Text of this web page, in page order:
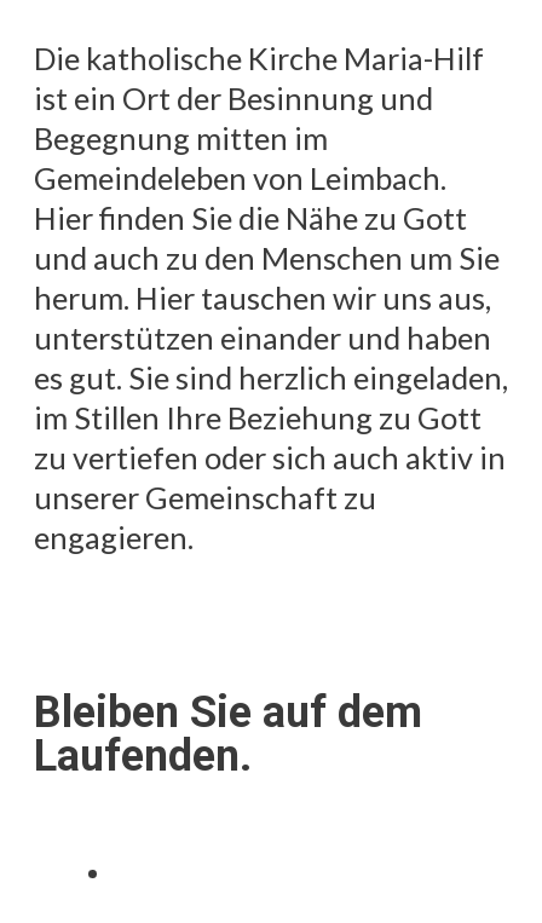
Die katholische Kirche Maria-Hilf
ist ein Ort der Besinnung und
Begegnung mitten im
Gemeindeleben von Leimbach.
Hier finden Sie die Nähe zu Gott
und auch zu den Menschen um Sie
herum. Hier tauschen wir uns aus,
unterstützen einander und haben
es gut. Sie sind herzlich eingeladen,
im Stillen Ihre Beziehung zu Gott
zu vertiefen oder sich auch aktiv in
unserer Gemeinschaft zu
engagieren.
Bleiben Sie auf dem
Laufenden.